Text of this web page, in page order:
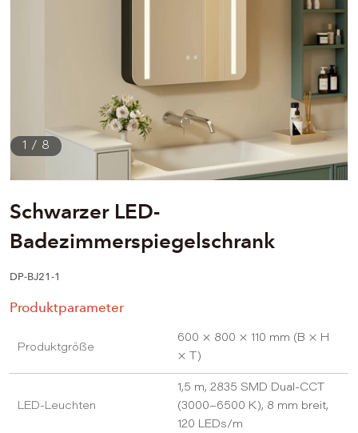
Schwarzer LED-
Badezimmerspiegelschrank
DP-BJ21-1
Produktparameter
Produktgröße
600 × 800 × 110 mm (B × H
× T)
LED-Leuchten
1,5 m, 2835 SMD Dual-CCT
(3000–6500 K), 8 mm breit,
120 LEDs/m
1 / 8